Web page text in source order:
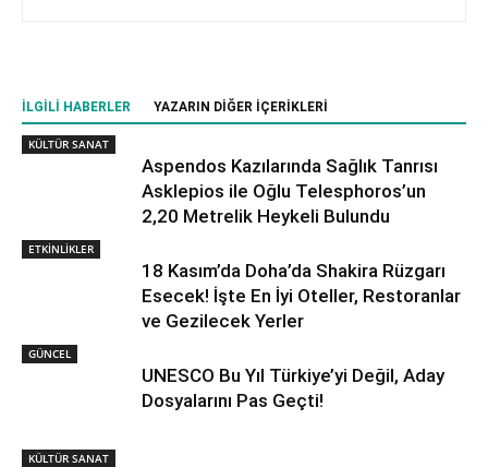
İLGILI HABERLER YAZARIN DIĞER İÇERIKLERI
KÜLTÜR SANAT
Aspendos Kazılarında Sağlık Tanrısı
Asklepios ile Oğlu Telesphoros’un
2,20 Metrelik Heykeli Bulundu
ETKİNLİKLER
18 Kasım’da Doha’da Shakira Rüzgarı
Esecek! İşte En İyi Oteller, Restoranlar
ve Gezilecek Yerler
GÜNCEL
UNESCO Bu Yıl Türkiye’yi Değil, Aday
Dosyalarını Pas Geçti!
KÜLTÜR SANAT